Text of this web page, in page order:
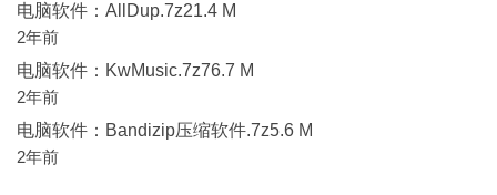
电脑软件：AllDup.7z21.4 M
2年前
电脑软件：KwMusic.7z76.7 M
2年前
电脑软件：Bandizip压缩软件.7z5.6 M
2年前